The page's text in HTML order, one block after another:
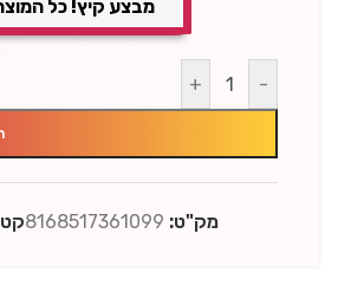
מבצע קיץ! כל
-
+
מק"ט: 8168517361099